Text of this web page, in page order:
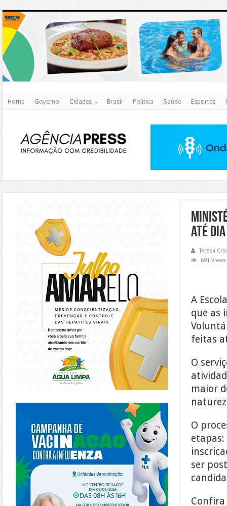
Home Governo Cidades Brasil Politica Saúde Esportes
até
Teresa
691 Views
A
que as
feitas
O
maior
O
ser
Confira
https://piracanjuba.go.gov.br/